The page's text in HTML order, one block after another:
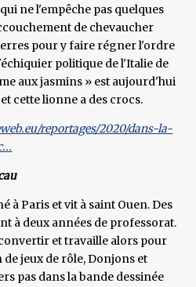
ne l'empêche pas quelques
de chevaucher
pour y faire régner l'ordre
politique de l'Italie de
aux jasmins » est aujourd'hui
cette lionne a des crocs.
reportages/2020/dans-la-
à Paris et vit à saint Ouen. Des
à deux années de professorat.
et travaille alors pour
jeux de rôle, Donjons et
pas dans la bande dessinée